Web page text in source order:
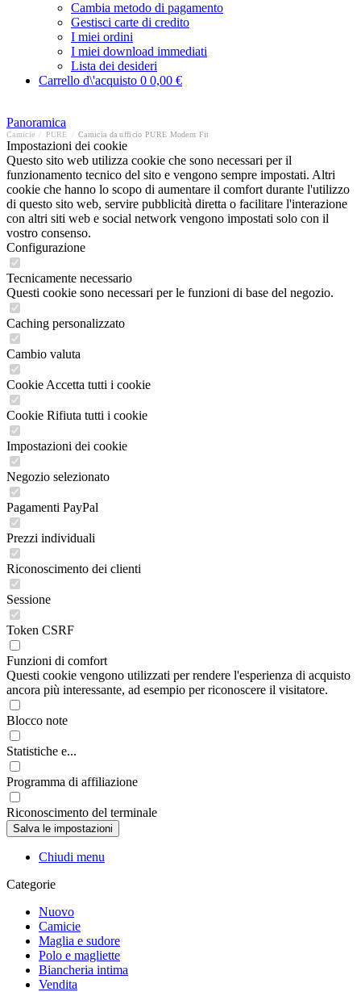
Cambia metodo di pagamento
Gestisci carte di credito
I miei ordini
I miei download immediati
Lista dei desideri
Carrello d\'acquisto 0 0,00 €
Panoramica
Camicie PURE Camicia da ufficio PURE Modern Fit
Impostazioni dei cookie
Questo sito web utilizza cookie che sono necessari per il
funzionamento tecnico del sito e vengono sempre impostati. Altri
cookie che hanno lo scopo di aumentare il comfort durante l'utilizzo
di questo sito web, servire pubblicità diretta o facilitare l'interazione
con altri siti web e social network vengono impostati solo con il
vostro consenso.
Configurazione
Tecnicamente necessario
Questi cookie sono necessari per le funzioni di base del negozio.
Caching personalizzato
Cambio valuta
Cookie Accetta tutti i cookie
Cookie Rifiuta tutti i cookie
Impostazioni dei cookie
Negozio selezionato
Pagamenti PayPal
Prezzi individuali
Riconoscimento dei clienti
Sessione
Token CSRF
Funzioni di comfort
Questi cookie vengono utilizzati per rendere l'esperienza di acquisto
ancora più interessante, ad esempio per riconoscere il visitatore.
Blocco note
Statistiche e...
Programma di affiliazione
Riconoscimento del terminale
Chiudi menu
Categorie
Nuovo
Camicie
Maglia e sudore
Polo e magliette
Biancheria intima
Vendita